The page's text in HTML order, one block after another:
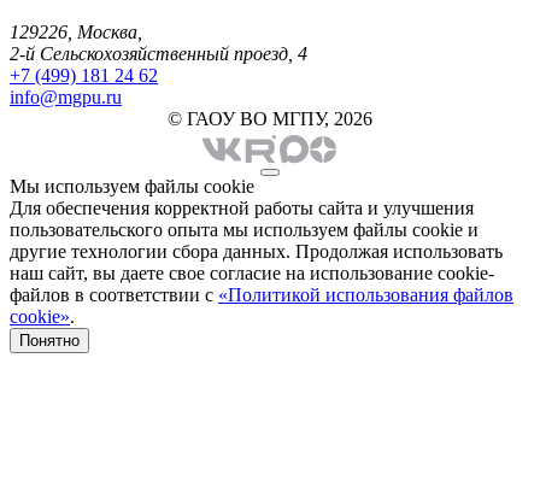
129226, Москва,
2-й Сельскохозяйственный проезд, 4
+7 (499) 181 24 62
info@mgpu.ru
© ГАОУ ВО МГПУ, 2026
Мы используем файлы cookie
Для обеспечения корректной работы сайта и улучшения
пользовательского опыта мы используем файлы cookie и
другие технологии сбора данных. Продолжая использовать
наш сайт, вы даете свое согласие на использование cookie-
файлов в соответствии с «Политикой использования файлов
cookie».
Понятно